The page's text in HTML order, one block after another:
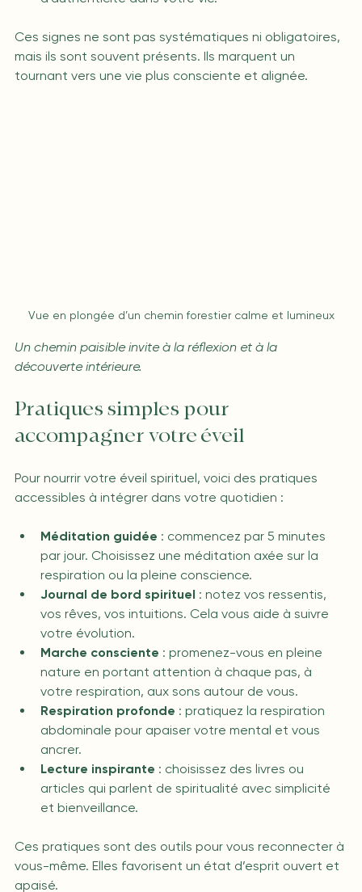
Ces signes ne sont pas systématiques ni obligatoires,
mais ils sont souvent présents. Ils marquent un
tournant vers une vie plus consciente et alignée.
Vue en plongée d’un chemin forestier calme et lumineux
Un chemin paisible invite à la réflexion et à la
découverte intérieure.
Pratiques simples pour
accompagner votre éveil
Pour nourrir votre éveil spirituel, voici des pratiques
accessibles à intégrer dans votre quotidien :
Méditation guidée : commencez par 5 minutes
par jour. Choisissez une méditation axée sur la
respiration ou la pleine conscience.
Journal de bord spirituel : notez vos ressentis,
vos rêves, vos intuitions. Cela vous aide à suivre
votre évolution.
Marche consciente : promenez-vous en pleine
nature en portant attention à chaque pas, à
votre respiration, aux sons autour de vous.
Respiration profonde : pratiquez la respiration
abdominale pour apaiser votre mental et vous
ancrer.
Lecture inspirante : choisissez des livres ou
articles qui parlent de spiritualité avec simplicité
et bienveillance.
Ces pratiques sont des outils pour vous reconnecter à
vous-même. Elles favorisent un état d’esprit ouvert et
apaisé.